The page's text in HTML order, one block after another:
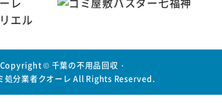
Copyright © 千葉の不用品回収・
処分業者クオーレ All Rights Reserved.